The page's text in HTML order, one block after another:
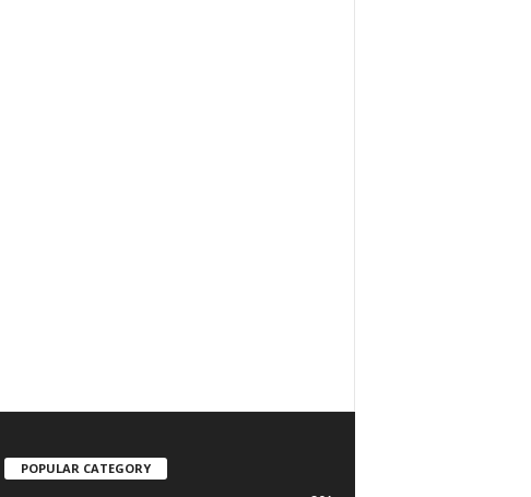
POPULAR CATEGORY